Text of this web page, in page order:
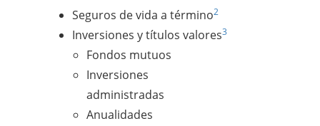
Seguros de vida a término2
Inversiones y títulos valores3
Fondos mutuos
Inversiones
administradas
Anualidades